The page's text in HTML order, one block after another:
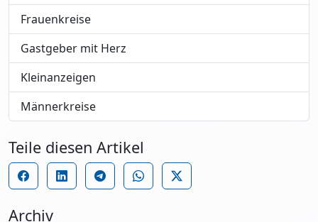
Frauenkreise
Gastgeber mit Herz
Kleinanzeigen
Männerkreise
Teile diesen Artikel
Archiv